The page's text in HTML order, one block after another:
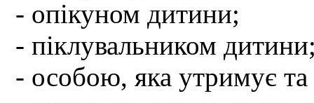
- опікуном дитини;
- піклувальником
- особою, яка утримує